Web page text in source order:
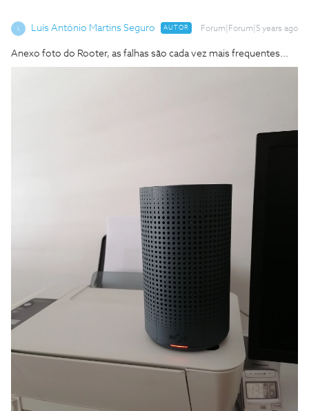
Luís António Martins Seguro AUTOR Forum|Forum|5 years ago
Anexo foto do Rooter, as falhas são cada vez mais frequentes...